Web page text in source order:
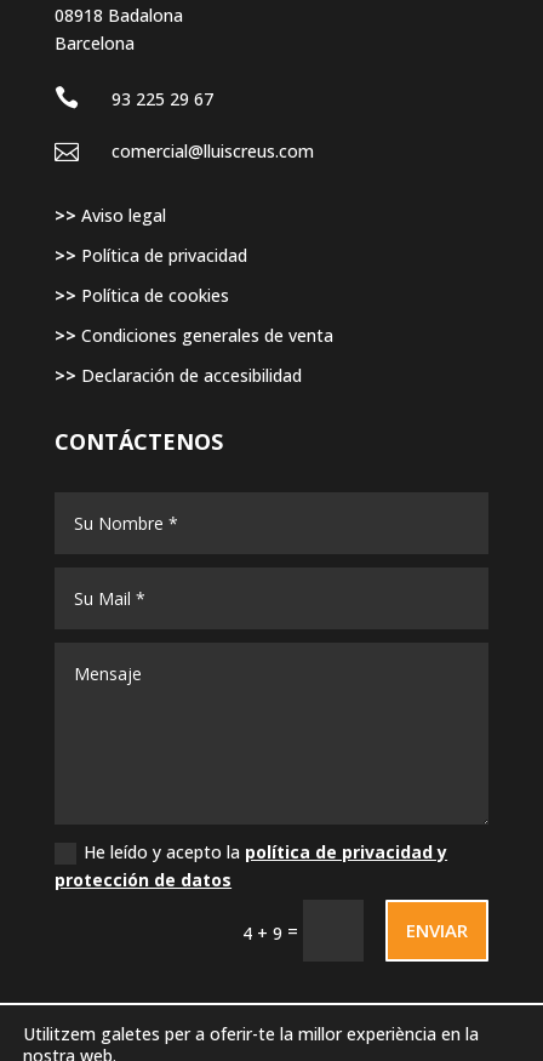
08918 Badalona
Barcelona
 93 225 29 67
 comercial@lluiscreus.com
>> Aviso legal
>> Política de privacidad
>> Política de cookies
>> Condiciones generales de venta
>> Declaración de accesibilidad
CONTÁCTENOS
He leído y acepto la política de privacidad y
protección de datos
4 + 9 = ENVIAR
Utilitzem galetes per a oferir-te la millor experiència en la
nostra web.